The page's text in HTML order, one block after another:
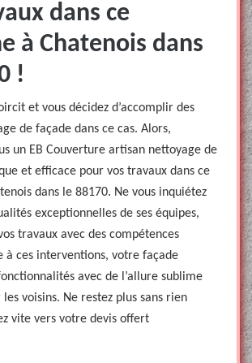
dans ce
à Chatenois dans
!
et vous décidez d’accomplir des
de façade dans ce cas. Alors,
un EB Couverture artisan nettoyage de
et efficace pour vos travaux dans ce
dans le 88170. Ne vous inquiétez
exceptionnelles de ses équipes,
travaux avec des compétences
à ces interventions, votre façade
avec de l’allure sublime
voisins. Ne restez plus sans rien
vite vers votre devis offert